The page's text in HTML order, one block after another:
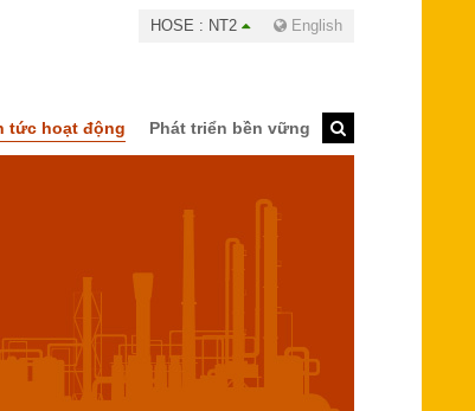
HOSE : NT2 English
tức hoạt động Phát triển bền vững